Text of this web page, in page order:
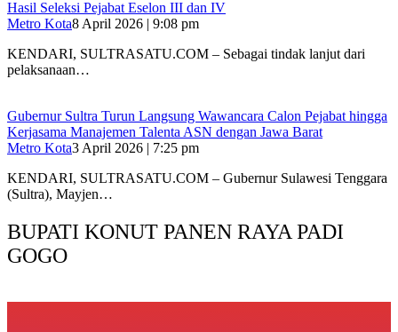
Hasil Seleksi Pejabat Eselon III dan IV
Metro Kota8 April 2026 | 9:08 pm
KENDARI, SULTRASATU.COM – Sebagai tindak lanjut dari
pelaksanaan…
Gubernur Sultra Turun Langsung Wawancara Calon Pejabat hingga
Kerjasama Manajemen Talenta ASN dengan Jawa Barat
Metro Kota3 April 2026 | 7:25 pm
KENDARI, SULTRASATU.COM – Gubernur Sulawesi Tenggara
(Sultra), Mayjen…
BUPATI KONUT PANEN RAYA PADI
GOGO